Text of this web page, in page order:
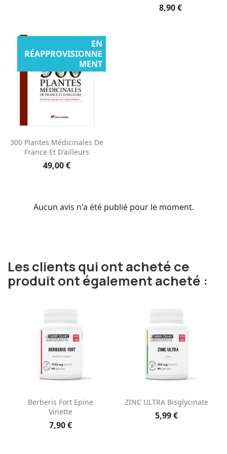
8,90 €
300 Plantes Médicinales De
France Et D'ailleurs
49,00 €
EN
RÉAPPROVISIONNE
MENT
Aucun avis n'a été publié pour le moment.
Les clients qui ont acheté ce
produit ont également acheté :
Berberis Fort Epine
Vinette
7,90 €
ZINC ULTRA Bisglycinate
5,99 €